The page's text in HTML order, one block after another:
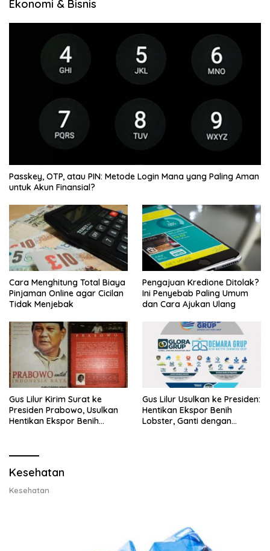
Ekonomi & Bisnis
Passkey, OTP, atau PIN: Metode Login Mana yang Paling Aman
untuk Akun Finansial?
Cara Menghitung Total Biaya
Pinjaman Online agar Cicilan
Tidak Menjebak
Pengajuan Kredione Ditolak?
Ini Penyebab Paling Umum
dan Cara Ajukan Ulang
Gus Lilur Kirim Surat ke
Presiden Prabowo, Usulkan
Hentikan Ekspor Benih
Gus Lilur Usulkan ke Presiden:
Hentikan Ekspor Benih
Lobster, Ganti dengan
Kesehatan
Kesehatan